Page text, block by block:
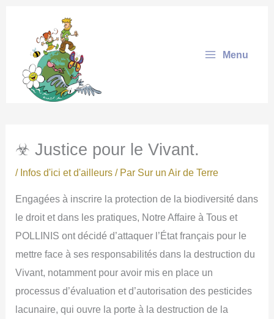
contenu
Menu
☣ Justice pour le Vivant.
/ Infos d'ici et d'ailleurs / Par Sur un Air de Terre
Engagées à inscrire la protection de la biodiversité dans
le droit et dans les pratiques, Notre Affaire à Tous et
POLLINIS ont décidé d’attaquer l’État français pour le
mettre face à ses responsabilités dans la destruction du
Vivant, notamment pour avoir mis en place un
processus d’évaluation et d’autorisation des pesticides
lacunaire, qui ouvre la porte à la destruction de la